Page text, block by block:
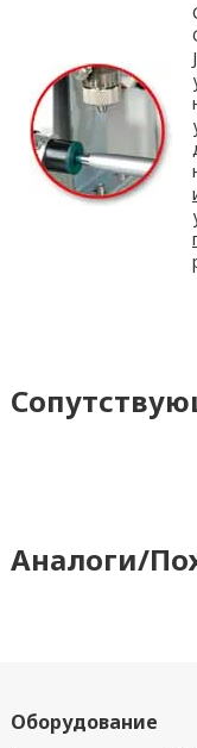
Аналоги/
Оборудование